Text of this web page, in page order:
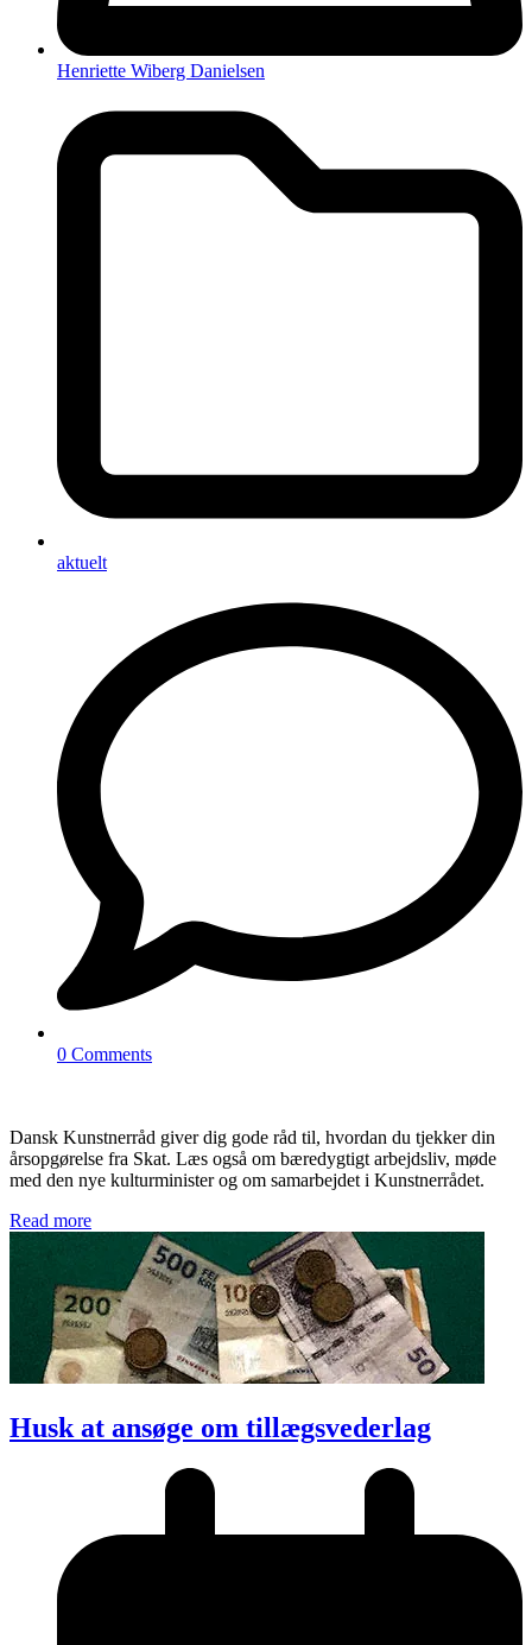
Henriette Wiberg Danielsen
aktuelt
0 Comments
Dansk Kunstnerråd giver dig gode råd til, hvordan du tjekker din
årsopgørelse fra Skat. Læs også om bæredygtigt arbejdsliv, møde
med den nye kulturminister og om samarbejdet i Kunstnerrådet.
Read more
Husk at ansøge om tillægsvederlag